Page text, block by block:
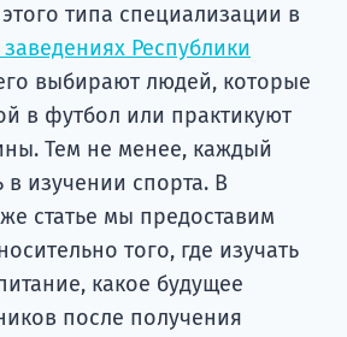
типа специализации в
Республики
выбирают людей, которые
в футбол или практикуют
Тем не менее, каждый
в изучении спорта. В
статье мы предоставим
того, где изучать
какое будущее
после получения